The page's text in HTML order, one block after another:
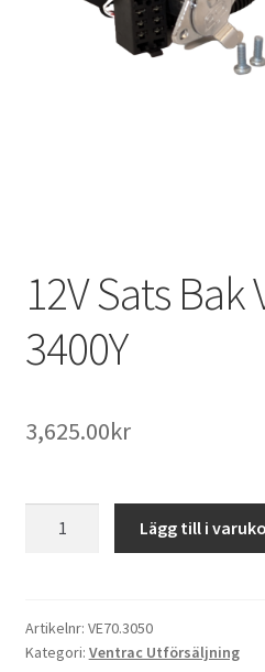
12V Sats Bak
3400Y
3,625.00kr
3400Y
mängd
Lägg till i
Artikelnr: VE70.3050
Kategori: Ventrac Utförsäljning